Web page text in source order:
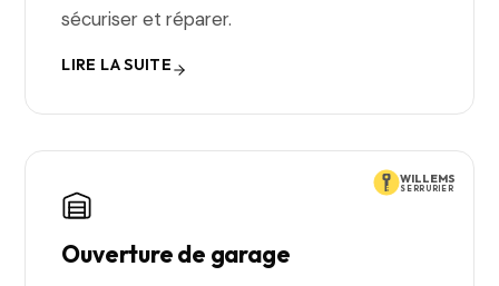
sécuriser et réparer.
LIRE LA SUITE
WILLEMS
SERRURIER
Ouverture de garage